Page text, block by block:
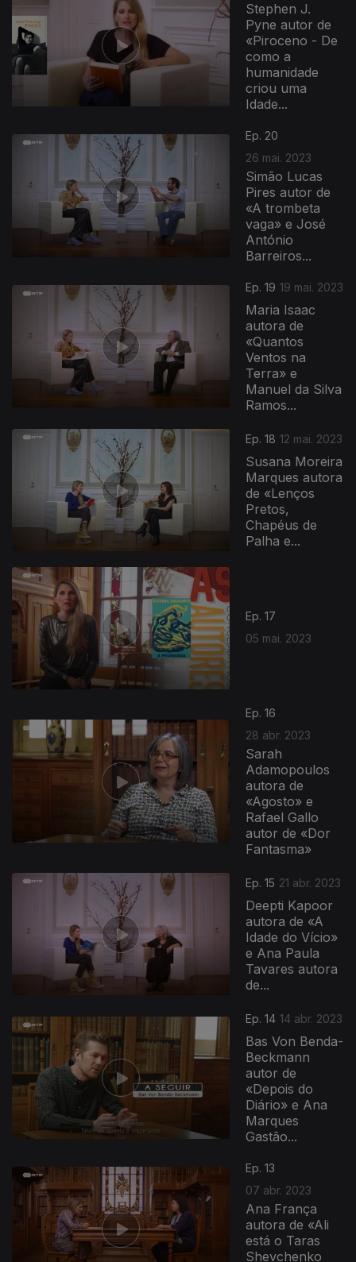
Stephen J.
Pyne autor de
«Piroceno - De
como a
humanidade
criou uma
Idade...
Ep. 20
26 mai. 2023
Simão Lucas
Pires autor de
«A trombeta
vaga» e José
António
Barreiros...
Ep. 19 19 mai. 2023
Maria Isaac
autora de
«Quantos
Ventos na
Terra» e
Manuel da Silva
Ramos...
Ep. 18 12 mai. 2023
Susana Moreira
Marques autora
de «Lenços
Pretos,
Chapéus de
Palha e...
Ep. 17
05 mai. 2023
689694
Ep. 16
28 abr. 2023
Sarah
Adamopoulos
autora de
«Agosto» e
Rafael Gallo
autor de «Dor
Fantasma»
Ep. 15 21 abr. 2023
Deepti Kapoor
autora de «A
Idade do Vício»
e Ana Paula
Tavares autora
de...
Ep. 14 14 abr. 2023
Bas Von Benda-
Beckmann
autor de
«Depois do
Diário» e Ana
Marques
Gastão...
Ep. 13
07 abr. 2023
Ana França
autora de «Ali
está o Taras
Shevchenko